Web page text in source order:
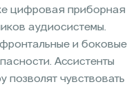
цифровая приборная
аудиосистемы.
и боковые
Ассистенты
позволят чувствовать